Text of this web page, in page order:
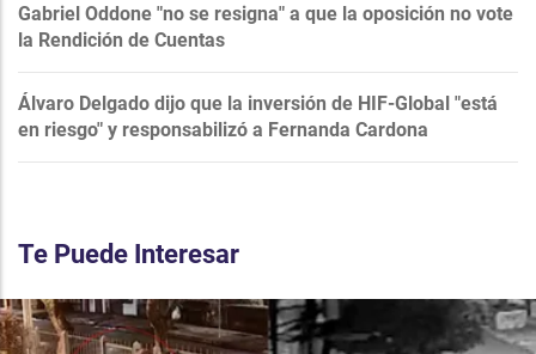
Gabriel Oddone "no se resigna" a que la oposición no vote
la Rendición de Cuentas
Álvaro Delgado dijo que la inversión de HIF-Global "está
en riesgo" y responsabilizó a Fernanda Cardona
Te Puede Interesar